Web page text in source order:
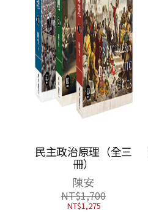
民主政治原理（全三
冊）
陳安
NT$1,700
NT$1,275